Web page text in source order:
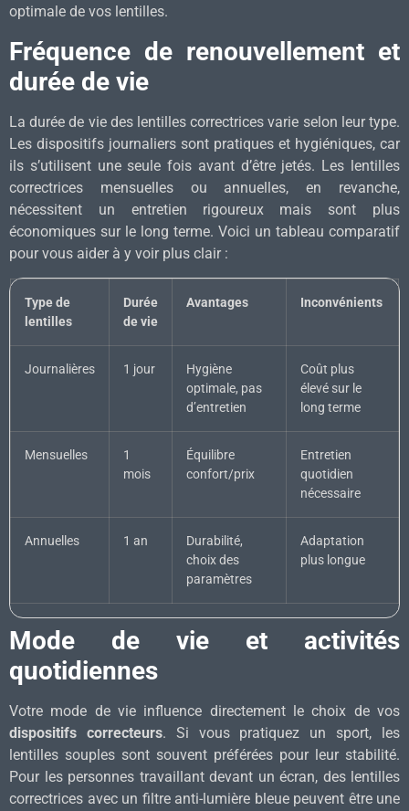
optimale de vos lentilles.
Fréquence de renouvellement et
durée de vie
La durée de vie des lentilles correctrices varie selon leur type.
Les dispositifs journaliers sont pratiques et hygiéniques, car
ils s’utilisent une seule fois avant d’être jetés. Les lentilles
correctrices mensuelles ou annuelles, en revanche,
nécessitent un entretien rigoureux mais sont plus
économiques sur le long terme. Voici un tableau comparatif
pour vous aider à y voir plus clair :
Type de
lentilles
Durée
de vie
Avantages Inconvénients
Journalières 1 jour
Hygiène
optimale, pas
d’entretien
Coût plus
élevé sur le
long terme
Mensuelles
1
mois
Équilibre
confort/prix
Entretien
quotidien
nécessaire
Annuelles 1 an
Durabilité,
choix des
paramètres
Adaptation
plus longue
Mode de vie et activités
quotidiennes
Votre mode de vie influence directement le choix de vos
dispositifs correcteurs. Si vous pratiquez un sport, les
lentilles souples sont souvent préférées pour leur stabilité.
Pour les personnes travaillant devant un écran, des lentilles
correctrices avec un filtre anti-lumière bleue peuvent être une